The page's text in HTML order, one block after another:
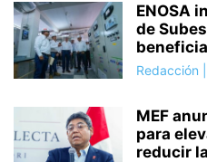
ENOSA
de
Redacción
MEF
para
reducir